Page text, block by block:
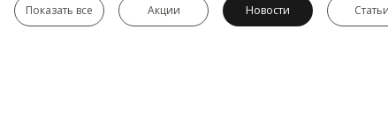
Показать все Акции Новости Статьи